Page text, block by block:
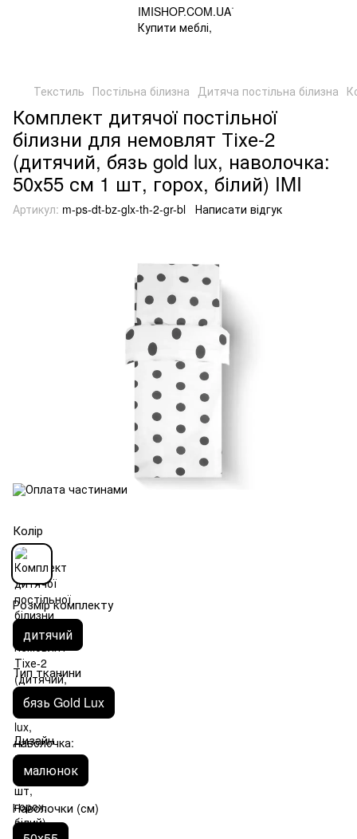
Текстиль Постільна білизна Дитяча постільна білизна
Комплект дитячої постільної
білизни для немовлят Тіхе-2
(дитячий, бязь gold lux, наволочка:
50х55 см 1 шт, горох, білий) IMI
Артикул: m-ps-dt-bz-glx-th-2-gr-bl Написати відгук
Колір
Розмір комплекту
дитячий
Тип тканини
бязь Gold Lux
Дизайн
малюнок
Наволочки (см)